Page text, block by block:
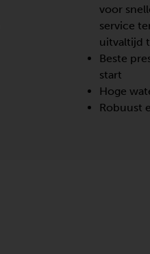
voor
service
uitvaltijd
Beste
start
Hoge
Robuust